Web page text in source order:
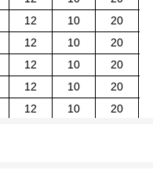
12 10
20
12 10
20
12 10
20
12 10
20
12 10 20